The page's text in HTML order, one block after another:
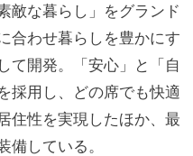
敵な暮らし」をグランド
合わせ暮らしを豊かにす
て開発。「安心」と「自
採用し、どの席でも快適
住性を実現したほか、最
備している。